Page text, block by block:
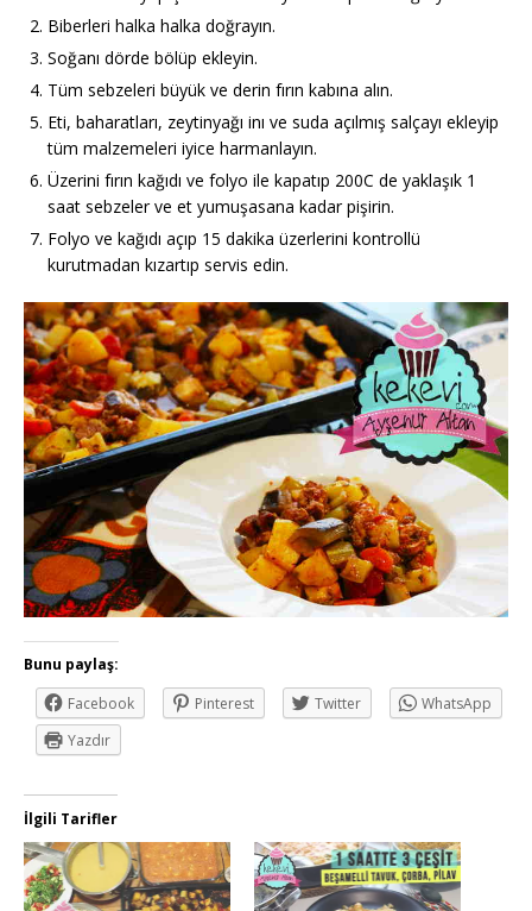
Biberleri halka halka doğrayın.
Soğanı dörde bölüp ekleyin.
Tüm sebzeleri büyük ve derin fırın kabına alın.
Eti, baharatları, zeytinyağı inı ve suda açılmış salçayı ekleyip
tüm malzemeleri iyice harmanlayın.
Üzerini fırın kağıdı ve folyo ile kapatıp 200C de yaklaşık 1
saat sebzeler ve et yumuşasana kadar pişirin.
Folyo ve kağıdı açıp 15 dakika üzerlerini kontrollü
kurutmadan kızartıp servis edin.
Bunu paylaş:
Facebook
Pinterest Twitter
WhatsApp
Yazdır
İlgili Tarifler